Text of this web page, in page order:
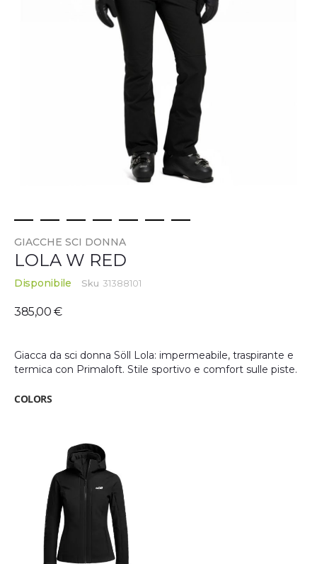
all'inizio
della
galleria
di
immagini
GIACCHE SCI DONNA
LOLA W RED
Disponibile Sku 31388101
385,00 €
Giacca da sci donna Söll Lola: impermeabile, traspirante e
termica con Primaloft. Stile sportivo e comfort sulle piste.
COLORS